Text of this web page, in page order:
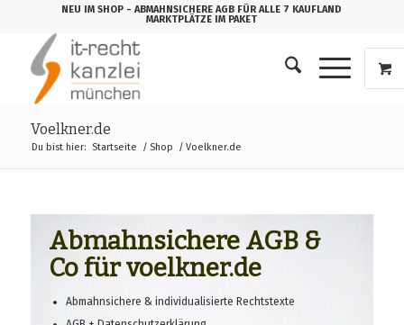
NEU IM SHOP - ABMAHNSICHERE AGB FÜR ALLE 7 KAUFLAND
MARKTPLÄTZE IM PAKET
Voelkner.de
Du bist hier: Startseite / Shop / Voelkner.de
Abmahnsichere AGB &
Co für voelkner.de
Abmahnsichere & individualisierte Rechtstexte